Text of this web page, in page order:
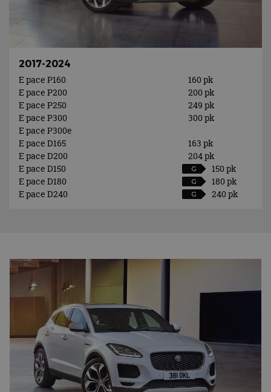
2017-2024
E pace P160
160 pk
E pace P200
200 pk
E pace P250
249 pk
E pace P300
300 pk
E pace P300e
E pace D165
163 pk
E pace D200
204 pk
E pace D150
G
150 pk
E pace D180
G
180 pk
E pace D240
G 240 pk